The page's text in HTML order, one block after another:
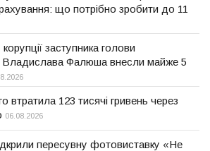
що потрібно зробити до 11
заступника голови
Фалюша внесли майже 5
втратила 123 тисячі гривень через
06.08.2026
пересувну фотовиставку «Не